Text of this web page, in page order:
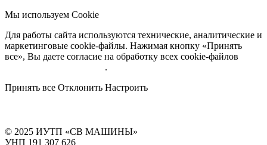
Мы используем Cookie
Для работы сайта используются технические, аналитические и
маркетинговые cookie-файлы. Нажимая кнопку «Принять
все», Вы даете согласие на обработку всех cookie-файлов
.
Принять все Отклонить Настроить
© 2025 ИУТП «СВ МАШИНЫ»
УНП 191 307 626